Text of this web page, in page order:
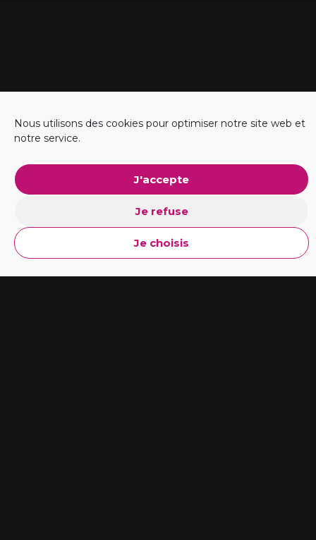
Nous utilisons des cookies pour optimiser notre site web et
notre service.
J'accepte
Je refuse
Je choisis
#Business Explorer l'ADN